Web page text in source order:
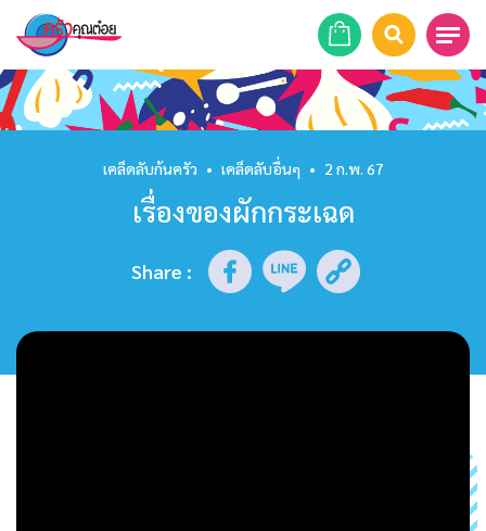
หน้าแรก
สูตรอาหาร
รายการย้อนหลัง
เคล็ดลับก้นครัว • เคล็ดลับอื่นๆ • 2 ก.พ. 67
เรื่องของผักกระเฉด
Share :